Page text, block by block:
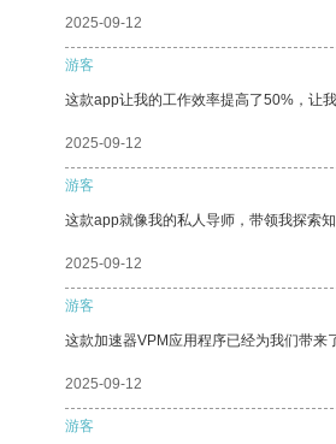
2025-09-12
游客
这款app让我的工作效率提高了50%，让
2025-09-12
游客
这款app就像我的私人导师，带领我探索知
2025-09-12
游客
这款加速器VPM应用程序已经为我们带来
2025-09-12
游客